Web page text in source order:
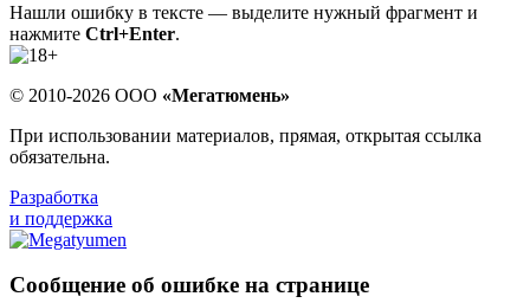
Нашли ошибку в тексте — выделите нужный фрагмент и
нажмите Ctrl+Enter.
© 2010-2026 ООО «Мегатюмень»
При использовании материалов, прямая, открытая ссылка
обязательна.
Разработка
и поддержка
Сообщение об ошибке на странице